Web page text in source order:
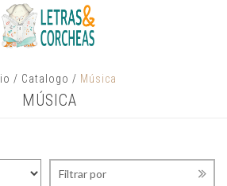
/ Catalogo / Música
MÚSICA
Filtrar por